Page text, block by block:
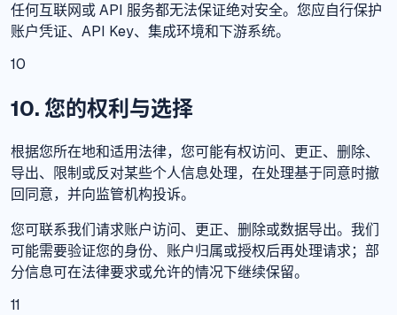
任何互联网或 API 服务都无法保证绝对安全。您应自行保护
账户凭证、API Key、集成环境和下游系统。
10
10. 您的权利与选择
根据您所在地和适用法律，您可能有权访问、更正、删除、
导出、限制或反对某些个人信息处理，在处理基于同意时撤
回同意，并向监管机构投诉。
您可联系我们请求账户访问、更正、删除或数据导出。我们
可能需要验证您的身份、账户归属或授权后再处理请求；部
分信息可在法律要求或允许的情况下继续保留。
11